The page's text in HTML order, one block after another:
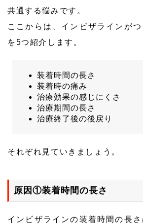
共通する悩みです。
ここからは、インビザラインが
を5つ紹介します。
装着時間の長さ
装着時の痛み
治療効果の感じにくさ
治療期間の長さ
治療終了後の後戻り
それぞれ見ていきましょう。
原因①装着時間の長さ
インビザラインの装着時間の長